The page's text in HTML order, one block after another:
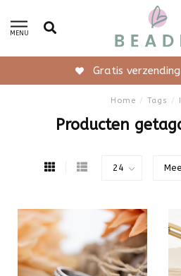
MENU
Gratis
Home / Tags /
Producten